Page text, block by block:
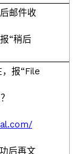
邮件收
“稍后
报“File
后再文